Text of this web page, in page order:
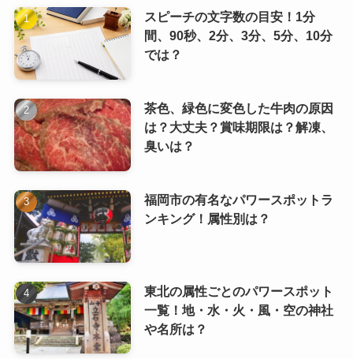
スピーチの文字数の目安！1分
間、90秒、2分、3分、5分、10分
では？
茶色、緑色に変色した牛肉の原因
は？大丈夫？賞味期限は？解凍、
臭いは？
福岡市の有名なパワースポットラ
ンキング！属性別は？
東北の属性ごとのパワースポット
一覧！地・水・火・風・空の神社
や名所は？